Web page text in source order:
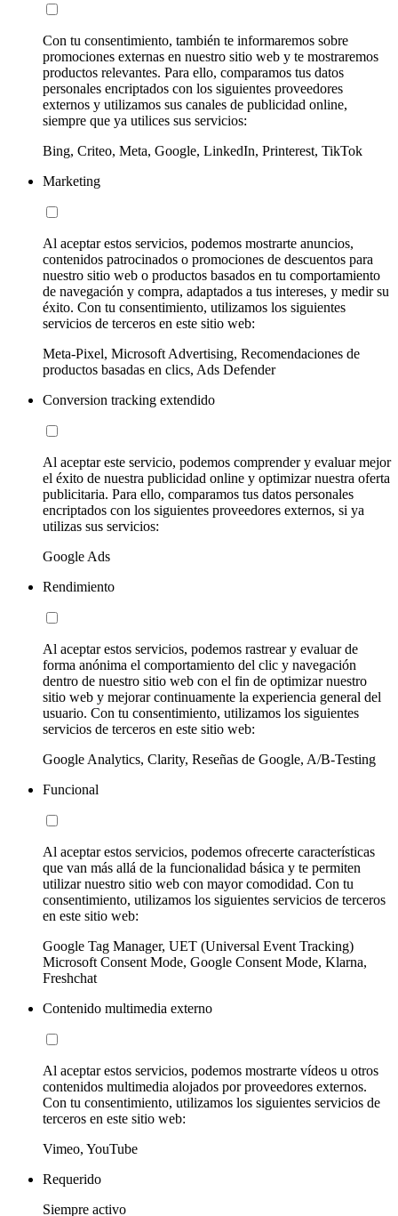
Con tu consentimiento, también te informaremos sobre
promociones externas en nuestro sitio web y te mostraremos
productos relevantes. Para ello, comparamos tus datos
personales encriptados con los siguientes proveedores
externos y utilizamos sus canales de publicidad online,
siempre que ya utilices sus servicios:
Bing, Criteo, Meta, Google, LinkedIn, Printerest, TikTok
Marketing
Al aceptar estos servicios, podemos mostrarte anuncios,
contenidos patrocinados o promociones de descuentos para
nuestro sitio web o productos basados en tu comportamiento
de navegación y compra, adaptados a tus intereses, y medir su
éxito. Con tu consentimiento, utilizamos los siguientes
servicios de terceros en este sitio web:
Meta-Pixel, Microsoft Advertising, Recomendaciones de
productos basadas en clics, Ads Defender
Conversion tracking extendido
Al aceptar este servicio, podemos comprender y evaluar mejor
el éxito de nuestra publicidad online y optimizar nuestra oferta
publicitaria. Para ello, comparamos tus datos personales
encriptados con los siguientes proveedores externos, si ya
utilizas sus servicios:
Google Ads
Rendimiento
Al aceptar estos servicios, podemos rastrear y evaluar de
forma anónima el comportamiento del clic y navegación
dentro de nuestro sitio web con el fin de optimizar nuestro
sitio web y mejorar continuamente la experiencia general del
usuario. Con tu consentimiento, utilizamos los siguientes
servicios de terceros en este sitio web:
Google Analytics, Clarity, Reseñas de Google, A/B-Testing
Funcional
Al aceptar estos servicios, podemos ofrecerte características
que van más allá de la funcionalidad básica y te permiten
utilizar nuestro sitio web con mayor comodidad. Con tu
consentimiento, utilizamos los siguientes servicios de terceros
en este sitio web:
Google Tag Manager, UET (Universal Event Tracking)
Microsoft Consent Mode, Google Consent Mode, Klarna,
Freshchat
Contenido multimedia externo
Al aceptar estos servicios, podemos mostrarte vídeos u otros
contenidos multimedia alojados por proveedores externos.
Con tu consentimiento, utilizamos los siguientes servicios de
terceros en este sitio web:
Vimeo, YouTube
Requerido
Siempre activo